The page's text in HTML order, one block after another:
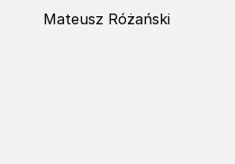
Mateusz Różański